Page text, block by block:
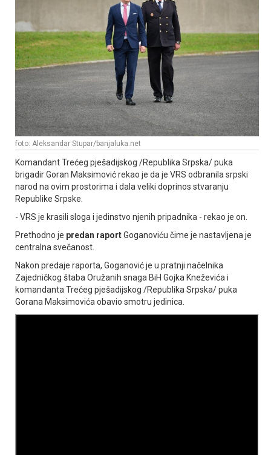
foto: Aleksandar Stupar/banjaluka.net
Komandant Trećeg pješadijskog /Republika Srpska/ puka
brigadir Goran Maksimović rekao je da je VRS odbranila srpski
narod na ovim prostorima i dala veliki doprinos stvaranju
Republike Srpske.
- VRS je krasili sloga i jedinstvo njenih pripadnika - rekao je on.
Prethodno je predan raportGoganoviću čime je nastavljena je
centralna svečanost.
Nakon predaje raporta, Goganović je u pratnji načelnika
Zajedničkog štaba Oružanih snaga BiH Gojka Kneževića i
komandanta Trećeg pješadijskog /Republika Srpska/ puka
Gorana Maksimovića obavio smotru jedinica.